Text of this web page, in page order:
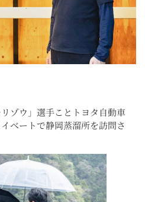
ゾウ」選手ことトヨタ自動車
ベートで静岡蒸溜所を訪問さ